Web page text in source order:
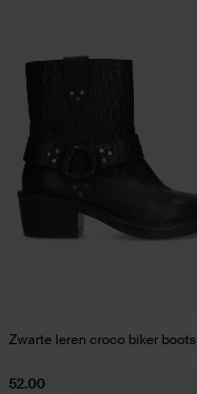
Zwarte leren croco biker boots
52.00